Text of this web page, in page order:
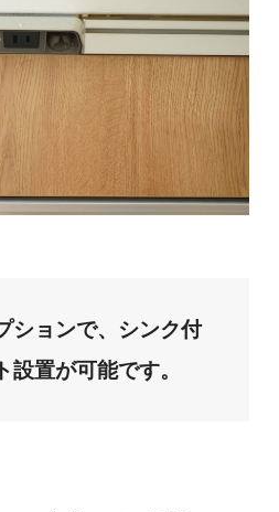
ションで、シンク付
置が可能です。